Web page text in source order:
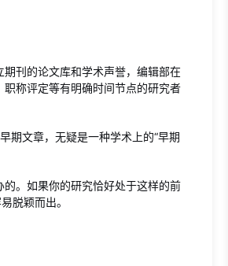
刊的论文库和学术声誉，编辑部在
称评定等有明确时间节点的研究者
期文章，无疑是一种学术上的“早期
。如果你的研究恰好处于这样的前
脱颖而出。